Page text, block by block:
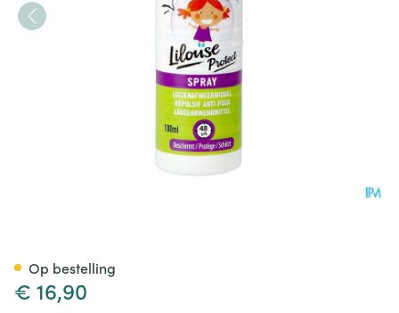
€ 16,90
Op bestelling